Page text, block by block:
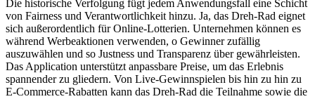
Die historische Verfolgung fügt jedem Anwendungsfall eine Schicht
von Fairness und Verantwortlichkeit hinzu. Ja, das Dreh-Rad eignet
sich außerordentlich für Online-Lotterien. Unternehmen können es
während Werbeaktionen verwenden, o Gewinner zufällig
auszuwählen und so Justness und Transparenz über gewährleisten.
Das Application unterstützt anpassbare Preise, um das Erlebnis
spannender zu gliedern. Von Live-Gewinnspielen bis hin zu hin zu
E-Commerce-Rabatten kann das Dreh-Rad die Teilnahme sowie die